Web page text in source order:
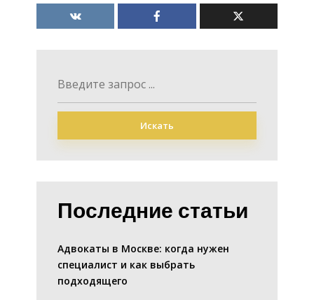
Искать
Последние статьи
Адвокаты в Москве: когда нужен
специалист и как выбрать
подходящего